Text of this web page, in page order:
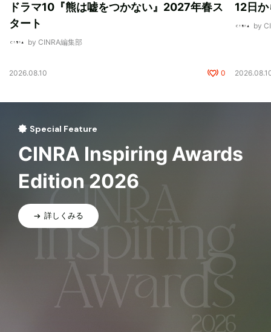
ドラマ10『熊は嘘をつかない』2027年春ス
タート
by CINRA編集部
2026.08.10 0
12日
by
Special Feature
CINRA Inspiring Awards
Edition 2026
詳しくみる